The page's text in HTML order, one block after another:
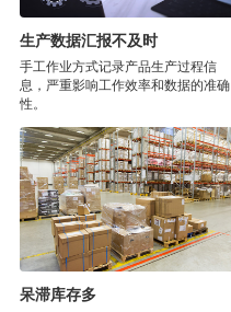
生产数据汇报不及时
手工作业方式记录产品生产过程信
息，严重影响工作效率和数据的准确
性。
呆滞库存多